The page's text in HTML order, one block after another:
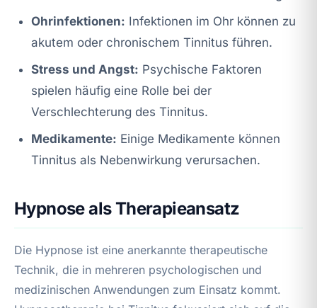
Ohrinfektionen: Infektionen im Ohr können zu
akutem oder chronischem Tinnitus führen.
Stress und Angst: Psychische Faktoren
spielen häufig eine Rolle bei der
Verschlechterung des Tinnitus.
Medikamente: Einige Medikamente können
Tinnitus als Nebenwirkung verursachen.
Hypnose als Therapieansatz
Die Hypnose ist eine anerkannte therapeutische
Technik, die in mehreren psychologischen und
medizinischen Anwendungen zum Einsatz kommt.